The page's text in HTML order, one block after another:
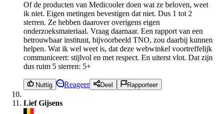
Of de producten van Medicooler doen wat ze beloven, weet
ik niet. Eigen metingen bevestigen dat niet. Dus 1 tot 2
sterren. Ze hebben daarover overigens eigen
onderzoeksmateriaal. Vraag daarnaar. Een rapport van een
betrouwbaar instituut, bijvoorbeeld TNO, zou daarbij kunnen
helpen. Wat ik wel weet is, dat deze webwinkel voortreffelijk
communiceert: stijlvol en met respect. En uiterst vlot. Dat zijn
dus ruim 5 sterren: 5+
Nuttig Reageer Deel Rapporteer
Lief Gijsens